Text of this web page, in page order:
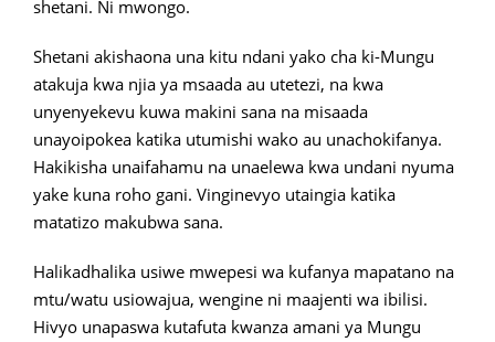
shetani. Ni mwongo.
Shetani akishaona una kitu ndani yako cha ki-Mungu
atakuja kwa njia ya msaada au utetezi, na kwa
unyenyekevu kuwa makini sana na misaada
unayoipokea katika utumishi wako au unachokifanya.
Hakikisha unaifahamu na unaelewa kwa undani nyuma
yake kuna roho gani. Vinginevyo utaingia katika
matatizo makubwa sana.
Halikadhalika usiwe mwepesi wa kufanya mapatano na
mtu/watu usiowajua, wengine ni maajenti wa ibilisi.
Hivyo unapaswa kutafuta kwanza amani ya Mungu